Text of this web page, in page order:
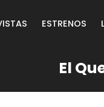
ESTRENOS
El